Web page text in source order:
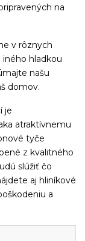
na
v rôznych
hladkou
našu
domov.
je
atraktívnemu
tyče
z kvalitného
slúžiť čo
aj hliníkové
a